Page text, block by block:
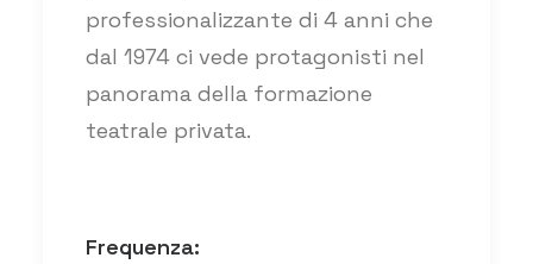
professionalizzante di 4 anni che
dal 1974 ci vede protagonisti nel
panorama della formazione
teatrale privata.
Frequenza: